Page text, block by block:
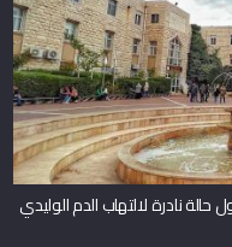
نادرة لالتهاب الدم الوليدي